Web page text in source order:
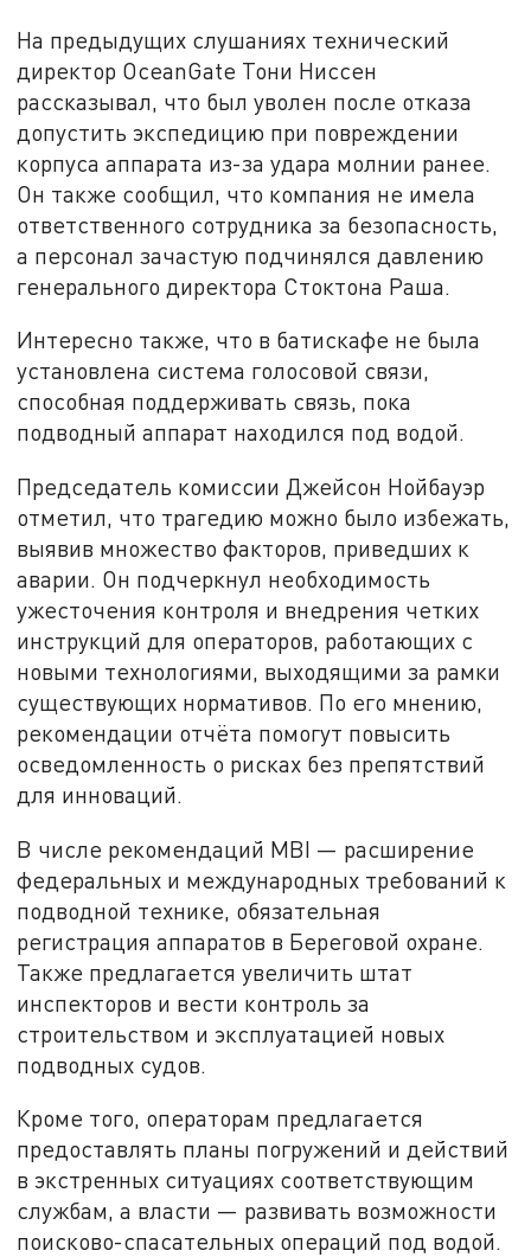
На предыдущих слушаниях технический
директор OceanGate Тони Ниссен
рассказывал, что был уволен после отказа
допустить экспедицию при повреждении
корпуса аппарата из-за удара молнии ранее.
Он также сообщил, что компания не имела
ответственного сотрудника за безопасность,
а персонал зачастую подчинялся давлению
генерального директора Стоктона Раша.
Интересно также, что в батискафе не была
установлена система голосовой связи,
способная поддерживать связь, пока
подводный аппарат находился под водой.
Председатель комиссии Джейсон Нойбауэр
отметил, что трагедию можно было избежать,
выявив множество факторов, приведших к
аварии. Он подчеркнул необходимость
ужесточения контроля и внедрения четких
инструкций для операторов, работающих с
новыми технологиями, выходящими за рамки
существующих нормативов. По его мнению,
рекомендации отчёта помогут повысить
осведомленность о рисках без препятствий
для инноваций.
В числе рекомендаций MBI — расширение
федеральных и международных требований к
подводной технике, обязательная
регистрация аппаратов в Береговой охране.
Также предлагается увеличить штат
инспекторов и вести контроль за
строительством и эксплуатацией новых
подводных судов.
Кроме того, операторам предлагается
предоставлять планы погружений и действий
в экстренных ситуациях соответствующим
службам, а власти — развивать возможности
поисково-спасательных операций под водой.